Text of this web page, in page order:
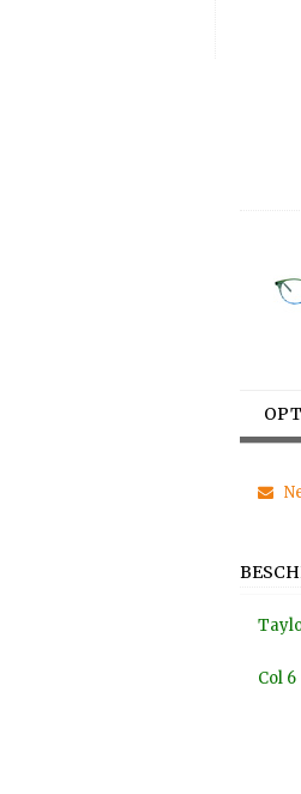
Col 6